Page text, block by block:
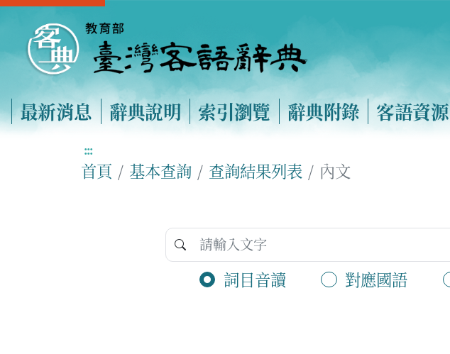
最新消息 辭典說明 索引瀏覽 辭典附錄 客語資源
:::
首頁 基本查詢 查詢結果列表 內文
詞目音讀 對應國語